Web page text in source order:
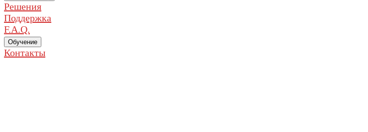
Решения
Поддержка
F.A.Q.
Обучение
Контакты